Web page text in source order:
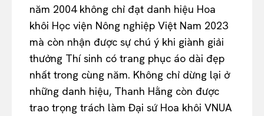
năm 2004 không chỉ đạt danh hiệu Hoa
khôi Học viện Nông nghiệp Việt Nam 2023
mà còn nhận được sự chú ý khi giành giải
thưởng Thí sinh có trang phục áo dài đẹp
nhất trong cùng năm. Không chỉ dừng lại ở
những danh hiệu, Thanh Hằng còn được
trao trọng trách làm Đại sứ Hoa khôi VNUA